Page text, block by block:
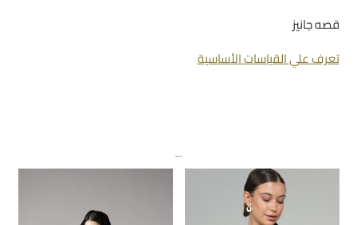
قصه جانيز
تعرف علي القياسات الأساسية
منتجات ذات صلة